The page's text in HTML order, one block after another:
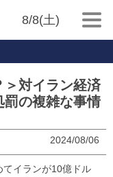
8/8(土)
＞対イラン経済
罰の複雑な事情
2024/08/06
てイランが10億ドル